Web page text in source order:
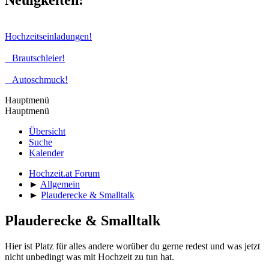
Hochzeitseinladungen!
Brautschleier!
Autoschmuck!
Hauptmenü
Hauptmenü
Übersicht
Suche
Kalender
Hochzeit.at Forum
► Allgemein
► Plauderecke & Smalltalk
Plauderecke & Smalltalk
Hier ist Platz für alles andere worüber du gerne redest und was jetzt
nicht unbedingt was mit Hochzeit zu tun hat.